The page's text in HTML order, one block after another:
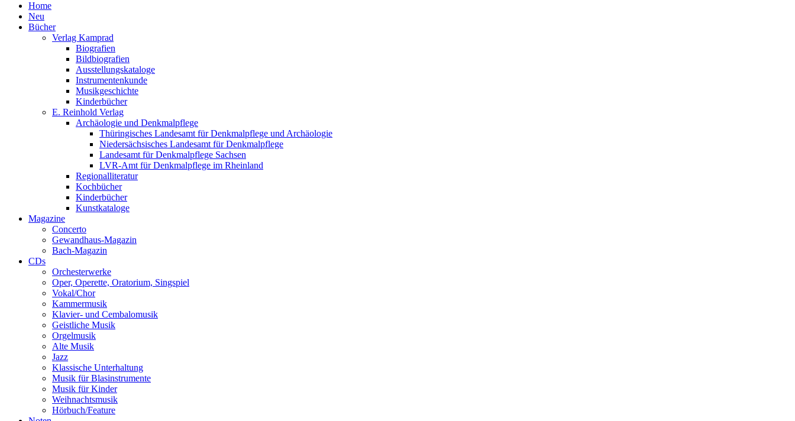
Home
Neu
Bücher
Verlag Kamprad
Biografien
Bildbiografien
Ausstellungskataloge
Instrumentenkunde
Musikgeschichte
Kinderbücher
E. Reinhold Verlag
Archäologie und Denkmalpflege
Thüringisches Landesamt für Denkmalpflege und Archäologie
Niedersächsisches Landesamt für Denkmalpflege
Landesamt für Denkmalpflege Sachsen
LVR-Amt für Denkmalpflege im Rheinland
Regionalliteratur
Kochbücher
Kinderbücher
Kunstkataloge
Magazine
Concerto
Gewandhaus-Magazin
Bach-Magazin
CDs
Orchesterwerke
Oper, Operette, Oratorium, Singspiel
Vokal/Chor
Kammermusik
Klavier- und Cembalomusik
Geistliche Musik
Orgelmusik
Alte Musik
Jazz
Klassische Unterhaltung
Musik für Blasinstrumente
Musik für Kinder
Weihnachtsmusik
Hörbuch/Feature